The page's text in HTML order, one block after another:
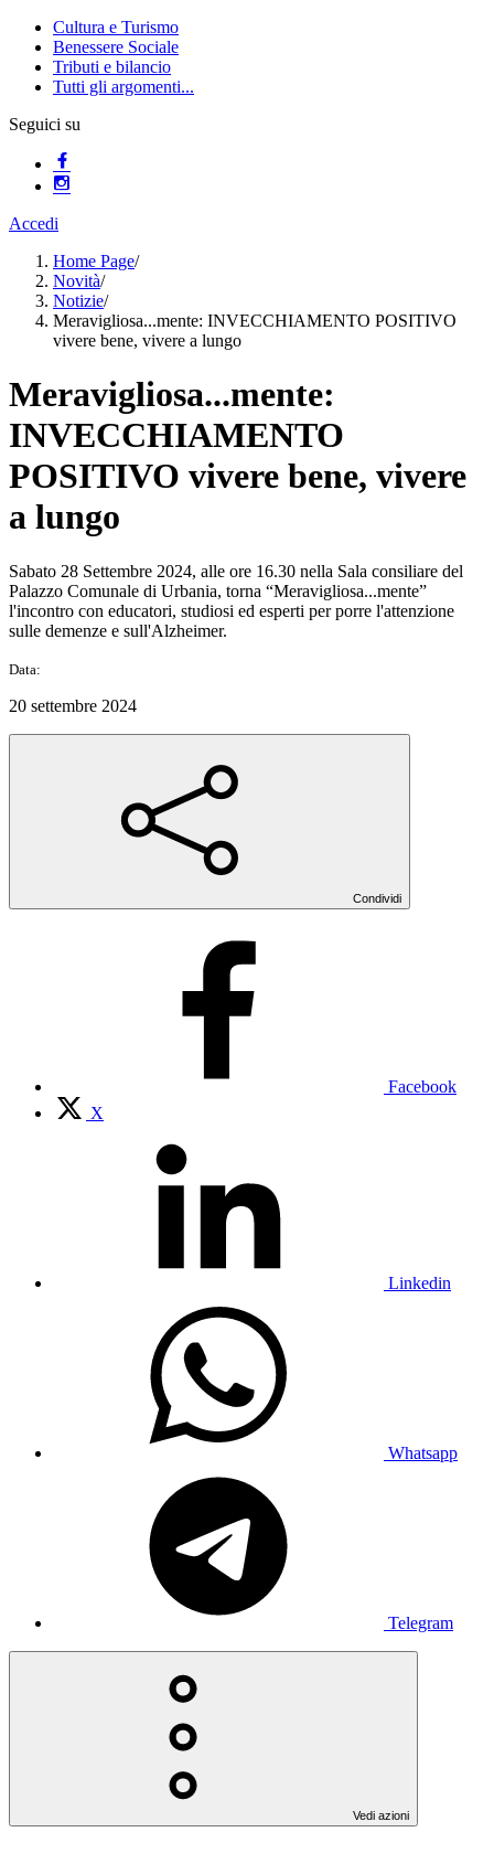
Cultura e Turismo
Benessere Sociale
Tributi e bilancio
Tutti gli argomenti...
Seguici su
Accedi
Home Page/
Novità/
Notizie/
Meravigliosa...mente: INVECCHIAMENTO POSITIVO
vivere bene, vivere a lungo
Meravigliosa...mente:
INVECCHIAMENTO
POSITIVO vivere bene, vivere
a lungo
Sabato 28 Settembre 2024, alle ore 16.30 nella Sala consiliare del
Palazzo Comunale di Urbania, torna “Meravigliosa...mente”
l'incontro con educatori, studiosi ed esperti per porre l'attenzione
sulle demenze e sull'Alzheimer.
Data:
20 settembre 2024
Condividi
Facebook
X
Linkedin
Whatsapp
Telegram
Vedi azioni